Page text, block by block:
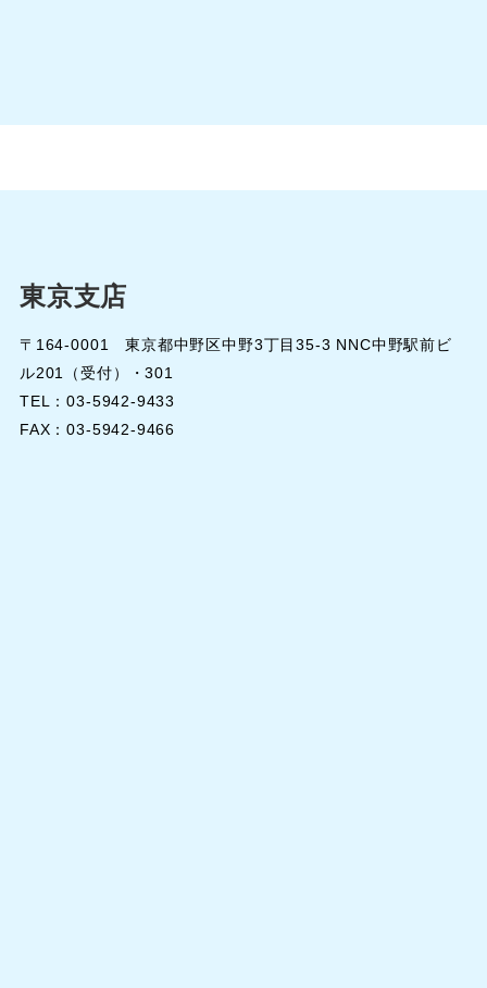
東京支店
〒164-0001 東京都中野区中野3丁目35-3 NNC中野駅前ビ
ル201（受付）・301
TEL：03-5942-9433
FAX：03-5942-9466